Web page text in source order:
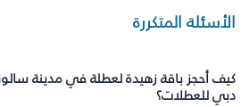
الأسئلة المتكررة
كيف أحجز باقة زهيدة لعطلة في مدينة
دبي للعطلات؟